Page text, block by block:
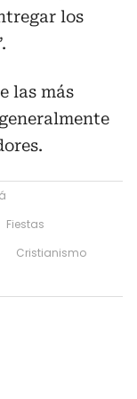
los
las más
Fiestas
Cristianismo